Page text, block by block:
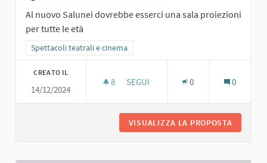
Al nuovo Salunei dovrebbe esserci una sala proiezioni
per tutte le età
Filtra i risultati per categoria: Spettacoli teatrali e cinema
Spettacoli teatrali e cinema
CREATO IL
14/12/2024
8 8 SOSTENITORI
SEGUI 0 0
VISUALIZZA LA PROPOSTA